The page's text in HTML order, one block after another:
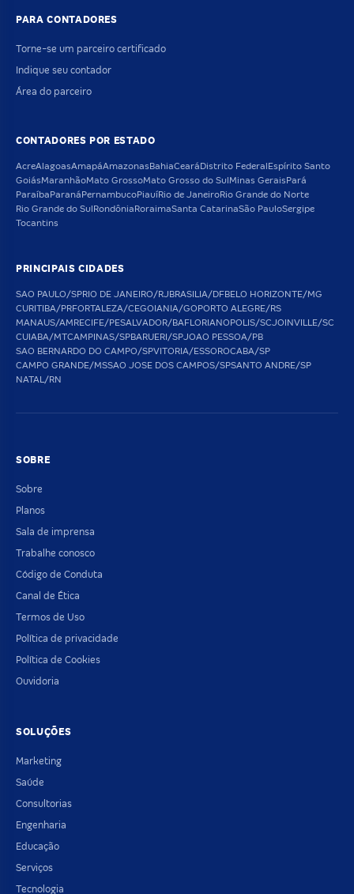
PARA CONTADORES
Torne-se um parceiro certificado
Indique seu contador
Área do parceiro
CONTADORES POR ESTADO
AcreAlagoasAmapáAmazonas BahiaCeará Distrito Federal Espírito Santo
GoiásMaranhãoMato GrossoMato Grosso do Sul Minas Gerais Pará
Paraíba Paraná PernambucoPiauíRio de JaneiroRio Grande do Norte
Rio Grande do Sul Rondônia RoraimaSanta CatarinaSão PauloSergipe
Tocantins
PRINCIPAIS CIDADES
SAO PAULO/SPRIO DE JANEIRO/RJ BRASILIA/DFBELO HORIZONTE/MG
CURITIBA/PRFORTALEZA/CEGOIANIA/GO PORTO ALEGRE/RS
MANAUS/AM RECIFE/PESALVADOR/BAFLORIANOPOLIS/SCJOINVILLE/SC
CUIABA/MTCAMPINAS/SPBARUERI/SPJOAO PESSOA/PB
SAO BERNARDO DO CAMPO/SPVITORIA/ESSOROCABA/SP
CAMPO GRANDE/MSSAO JOSE DOS CAMPOS/SPSANTO ANDRE/SP
NATAL/RN
SOBRE
Sobre
Planos
Sala de imprensa
Trabalhe conosco
Código de Conduta
Canal de Ética
Termos de Uso
Política de privacidade
Política de Cookies
Ouvidoria
SOLUÇÕES
Marketing
Saúde
Consultorias
Engenharia
Educação
Serviços
Tecnologia